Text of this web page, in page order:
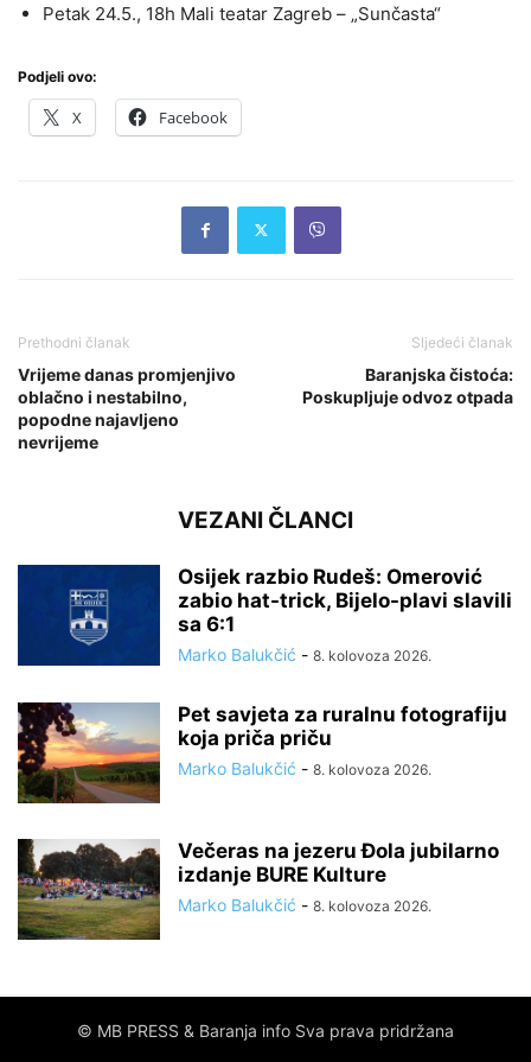
Petak 24.5., 18h Mali teatar Zagreb – „Sunčasta“
Podjeli ovo:
X Facebook
Prethodni članak
Vrijeme danas promjenjivo
oblačno i nestabilno,
popodne najavljeno
nevrijeme
Sljedeći članak
Baranjska čistoća:
Poskupljuje odvoz otpada
VEZANI ČLANCI
Osijek razbio Rudeš: Omerović
zabio hat-trick, Bijelo-plavi slavili
sa 6:1
Marko Balukčić - 8. kolovoza 2026.
Pet savjeta za ruralnu fotografiju
koja priča priču
Marko Balukčić - 8. kolovoza 2026.
Večeras na jezeru Đola jubilarno
izdanje BURE Kulture
Marko Balukčić - 8. kolovoza 2026.
© MB PRESS & Baranja info Sva prava pridržana